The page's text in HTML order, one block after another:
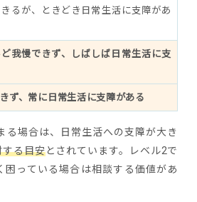
るが、ときどき日常生活に支障があ
我慢できず、しばしば日常生活に支
ず、常に日常生活に支障がある
る場合は、日常生活への支障が大き
する目安とされています。レベル2で
困っている場合は相談する価値があ